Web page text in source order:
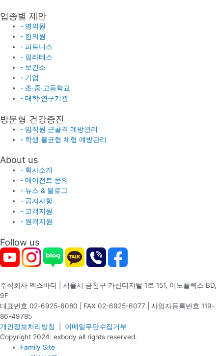
업종별 제안
- 병의원
- 한의원
- 피트니스
- 필라테스
- 보건소
- 기업
- 초·중·고등학교
- 대학·연구기관
방문형 건강증진
- 임직원 근골격 예방관리
- 학생 불균형 체형 예방관리
About us
- 회사소개
- 에이전트 문의
- 뉴스 & 블로그
- 공지사항
- 고객지원
- 원격지원
Follow us
주식회사 엑스바디 | 서울시 금천구 가산디지털 1로 151, 이노플렉스 BD,
9F
대표번호 02-6925-6080 | FAX 02-6925-6077 | 사업자등록번호 119-
86-49785
개인정보처리방침
이메일무단수집거부
Copyright 2024. exbody all rights reserved.
Family Site